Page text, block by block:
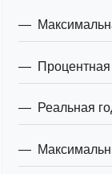
Реальная